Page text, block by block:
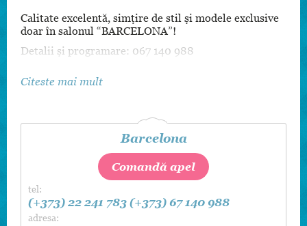
Calitate excelentă, simțire de stil și modele exclusive
doar în salonul “BARCELONA”!
Detalii și programare: 067 140 988
Citeste mai mult
Barcelona
Comandă apel
tel:
(+373) 22 241 783 (+373) 67 140 988
adresa: